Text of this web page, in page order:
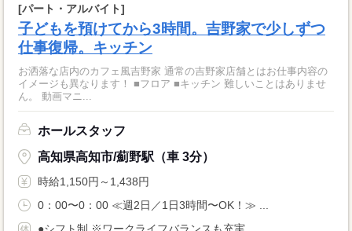
[パート・アルバイト]
子どもを預けてから3時間。吉野家で少しずつ
仕事復帰。キッチン
お洒落な店内のカフェ風吉野家 通常の吉野家店舗とはお仕事内容の
イメージも異なります！ ■フロア ■キッチン 難しいことはありませ
ん。 動画マニ...
ホールスタッフ
高知県高知市/薊野駅（車 3分）
時給1,150円～1,438円
0：00〜0：00 ≪週2日／1日3時間〜OK！≫ ...